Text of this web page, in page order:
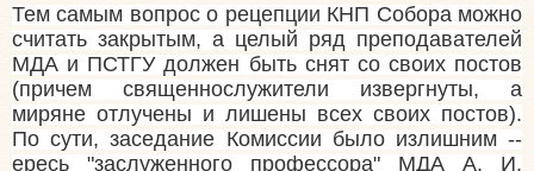
Тем самым вопрос о рецепции КНП Собора можно
считать закрытым, а целый ряд преподавателей
МДА и ПСТГУ должен быть снят со своих постов
(причем священнослужители извергнуты, а
миряне отлучены и лишены всех своих постов).
По сути, заседание Комиссии было излишним --
ересь "заслуженного профессора" МДА А. И.